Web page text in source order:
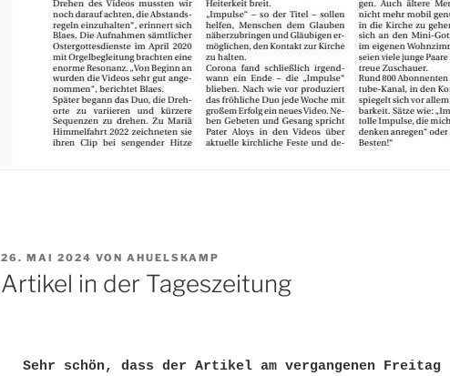
VERÖFFENTLICHT
AM
26. MAI 2024 VON AHUELSKAMP
Artikel in der Tageszeitung
Sehr schön, dass der Artikel am vergangenen Freitag